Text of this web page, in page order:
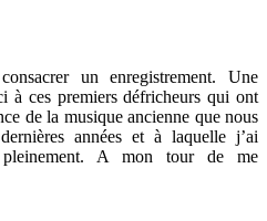
un enregistrement. Une
à ces premiers défricheurs qui ont
de la musique ancienne que nous
années et à laquelle j’ai
pleinement. A mon tour de me